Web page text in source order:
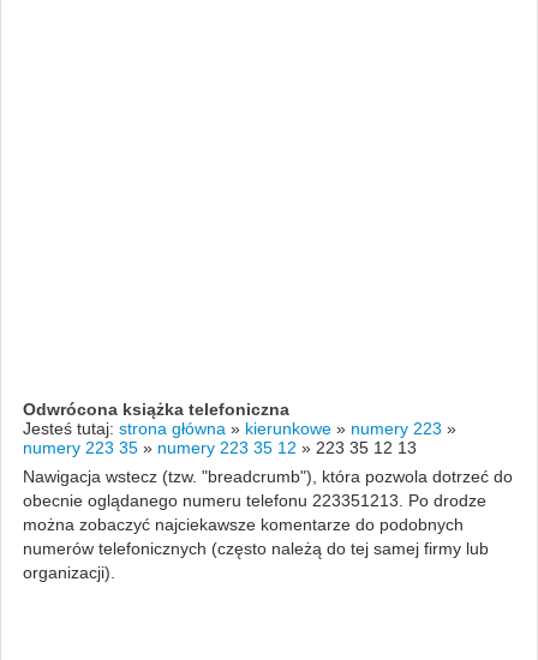
Odwrócona książka telefoniczna
Jesteś tutaj: strona główna » kierunkowe » numery 223 »
numery 223 35 » numery 223 35 12 » 223 35 12 13
Nawigacja wstecz (tzw. "breadcrumb"), która pozwola dotrzeć do
obecnie oglądanego numeru telefonu 223351213. Po drodze
można zobaczyć najciekawsze komentarze do podobnych
numerów telefonicznych (często należą do tej samej firmy lub
organizacji).